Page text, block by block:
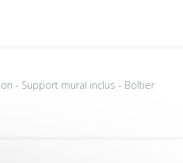
- Support mural inclus - Boîtier